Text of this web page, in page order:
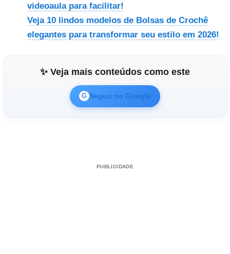
videoaula para facilitar!
Veja 10 lindos modelos de Bolsas de Crochê
elegantes para transformar seu estilo em 2026!
✨ Veja mais conteúdos como este
G Seguir no Google
PUBLICIDADE